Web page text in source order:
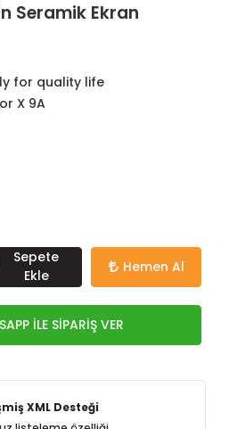
Seramik Ekran
for quality life
X 9A
Sepete
Ekle
Hemen Al
İLE SİPARİŞ VER
XML Desteği